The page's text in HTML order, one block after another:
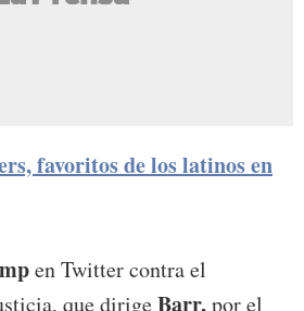
favoritos de los latinos en
en Twitter contra el
que dirigeBarr,por el